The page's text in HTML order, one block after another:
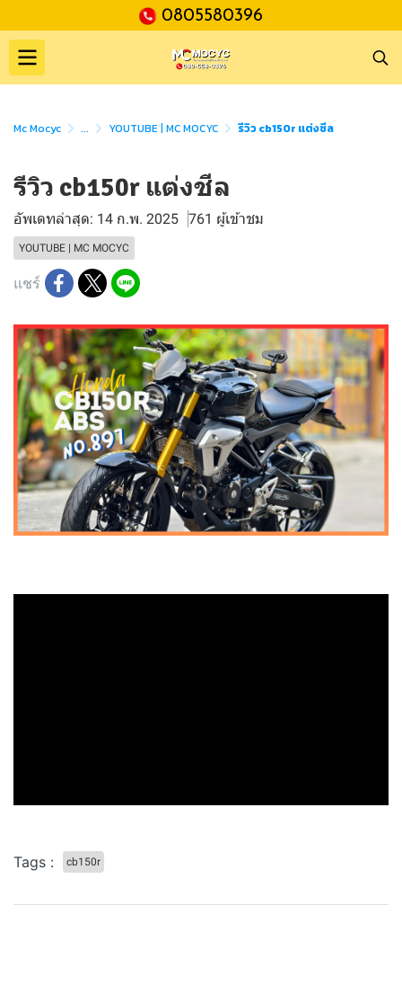
0805580396
Mc Mocyc ... YOUTUBE | MC MOCYC รีวิว cb150r แต่งชีล
รีวิว cb150r แต่งชีล
อัพเดทล่าสุด: 14 ก.พ. 2025 761 ผู้เข้าชม
YOUTUBE | MC MOCYC
แชร์
Tags : cb150r